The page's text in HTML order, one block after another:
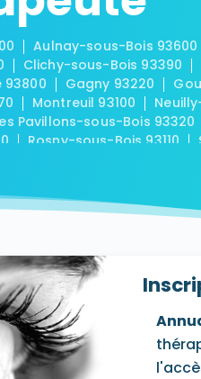
Aulnay-sous-Bois 93600
Clichy-sous-Bois 93390
93800
Gagny 93220
Montreuil 93100
Pavillons-sous-Bois 93320
Rosny-sous-Bois 93110